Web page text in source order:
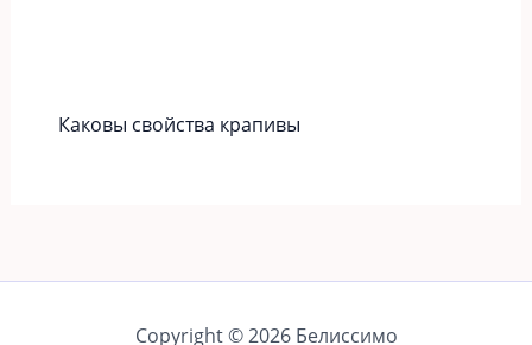
Каковы свойства крапивы
Copyright © 2026 Белиссимо